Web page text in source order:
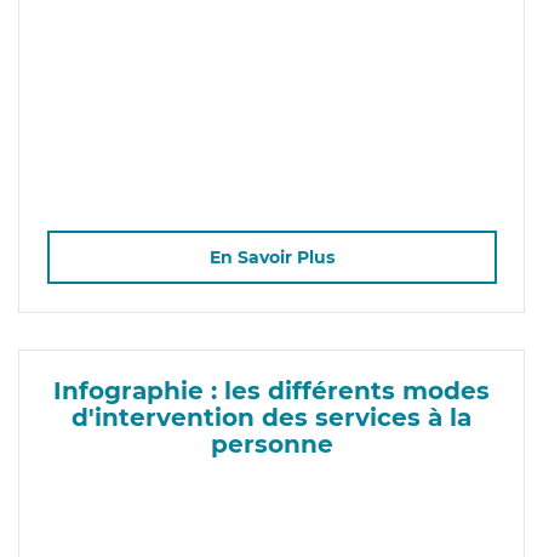
En Savoir Plus
Infographie : les différents modes
d'intervention des services à la
personne